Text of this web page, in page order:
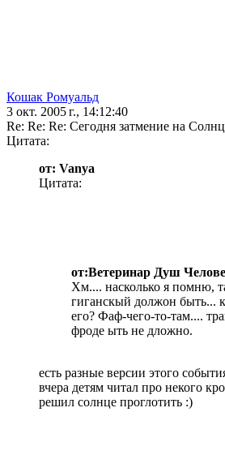
Кошак Ромуальд
3 окт. 2005 г., 14:12:40
Re: Re: Re: Сегодня затмение на
Цитата:
от: Vanya
Цитата:
от:Ветеринар Душ
Хм.... насколько я помню,
гиганскый должон быть...
его? Фаф-чего-то-там....
фроде ыть не дложно.
есть разные версии этого
вчера детям читал про некого
решил солнце проглотить :)